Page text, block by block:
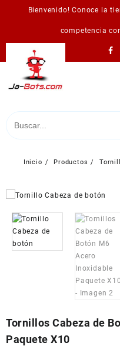
Bienvenido! Conoce la
competencia
Inicio Productos
Tornillos Cabeza de
Paquete X10